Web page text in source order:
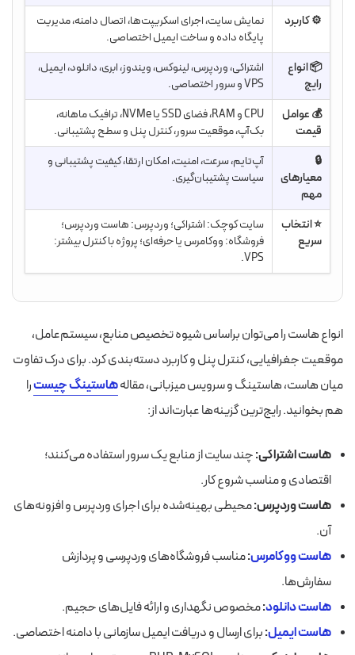
⚙️ کاربرد
نمایش سایت، اجرای اسکریپت‌ها، اتصال دامنه، مدیریت
پایگاه داده و ساخت ایمیل اختصاصی.
📦 انواع
رایج
اشتراکی، وردپرس، لینوکس، ویندوز، ابری، دانلود، ایمیل،
VPS و سرور اختصاصی.
💰 عوامل
قیمت
CPU و RAM، فضای SSD یا NVMe، ترافیک ماهانه،
بک‌آپ، موقعیت سرور، کنترل پنل و سطح پشتیبانی.
🔒
معیارهای
مهم
آپ‌تایم، سرعت، امنیت، امکان ارتقا، کیفیت پشتیبانی و
سیاست پشتیبان‌گیری.
⭐ انتخاب
سریع
سایت کوچک: اشتراکی؛ وردپرس: هاست وردپرس؛
فروشگاه: ووکامرس یا حرفه‌ای؛ پروژه با کنترل بیشتر:
VPS.
انواع هاست را می‌توان براساس شیوه تخصیص منابع، سیستم‌عامل،
موقعیت جغرافیایی، کنترل پنل و کاربرد دسته‌بندی کرد. برای درک تفاوت
میان هاست، هاستینگ و سرویس میزبانی، مقالههاستینگ چیسترا
هم بخوانید. رایج‌ترین گزینه‌ها عبارت‌اند از:
هاست اشتراکی:چند سایت از منابع یک سرور استفاده می‌کنند؛
اقتصادی و مناسب شروع کار.
هاست وردپرس:محیطی بهینه‌شده برای اجرای وردپرس و افزونه‌های
آن.
هاست ووکامرس:مناسب فروشگاه‌های وردپرسی و پردازش
سفارش‌ها.
هاست دانلود:مخصوص نگهداری و ارائه فایل‌های حجیم.
هاست ایمیل:برای ارسال و دریافت ایمیل سازمانی با دامنه اختصاصی.